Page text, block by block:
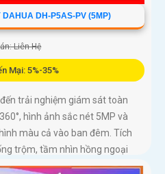
DH-P5AS-PV (5MP)
Liên Hệ
Mại: 5%-35%
trải nghiệm giám sát toàn
hình ảnh sắc nét 5MP và
màu cả vào ban đêm. Tích
trộm, tầm nhìn hồng ngoại
chuẩn chống nước IP66